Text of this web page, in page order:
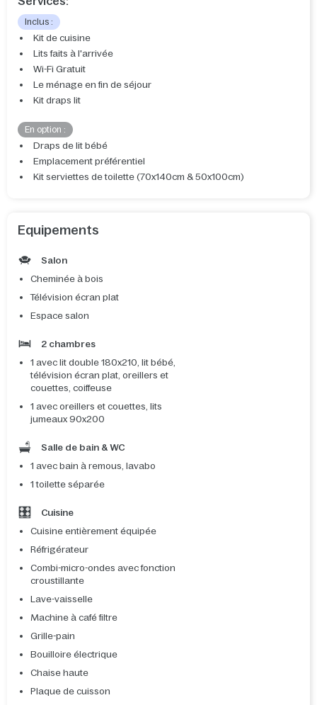
Inclus :
Kit de cuisine
Lits faits à l'arrivée
Wi-Fi Gratuit
Le ménage en fin de séjour
Kit draps lit
En option :
Draps de lit bébé
Emplacement préférentiel
Kit serviettes de toilette (70x140cm & 50x100cm)
Equipements
Salon
Cheminée à bois
Télévision écran plat
Espace salon
2 chambres
1 avec lit double 180x210, lit bébé,
télévision écran plat, oreillers et
couettes, coiffeuse
1 avec oreillers et couettes, lits
jumeaux 90x200
Salle de bain & WC
1 avec bain à remous, lavabo
1 toilette séparée
Cuisine
Cuisine entièrement équipée
Réfrigérateur
Combi-micro-ondes avec fonction
croustillante
Lave-vaisselle
Machine à café filtre
Grille-pain
Bouilloire électrique
Chaise haute
Plaque de cuisson